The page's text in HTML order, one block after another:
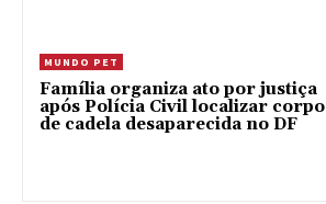
MUNDO PET
Família organiza ato por justiça
após Polícia Civil localizar corpo
de cadela desaparecida no DF